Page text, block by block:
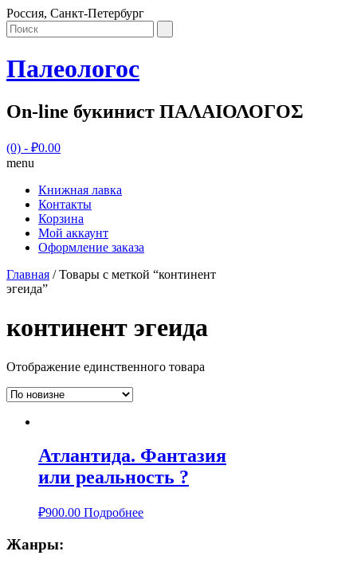
Россия, Санкт-Петербург
Палеологос
On-line букинист ΠΑΛΑΙΟΛΟΓΟΣ
(0) - ₽0.00
menu
Книжная лавка
Контакты
Корзина
Мой аккаунт
Оформление заказа
Главная / Товары с меткой “континент
эгеида”
континент эгеида
Отображение единственного товара
Атлантида. Фантазия
или реальность ?
₽900.00 Подробнее
Жанры: